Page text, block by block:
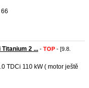
Titanium 2 ... - TOP - [9.8.
TDCi 110 kW ( motor ještě